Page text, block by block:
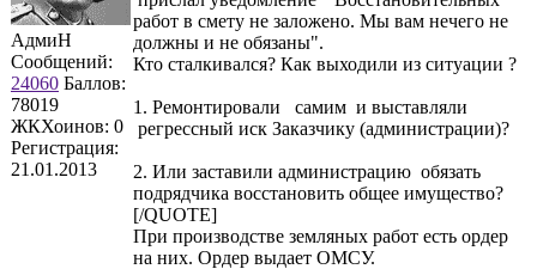
АдмиН
Сообщений:
24060 Баллов:
78019
ЖКХоинов: 0
Регистрация:
21.01.2013
работ в смету не заложено. Мы вам нечего не
должны и не обязаны".
Кто сталкивался? Как выходили из ситуации ?
1. Ремонтировали самим и выставляли
регрессный иск Заказчику (администрации)?
2. Или заставили администрацию обязать
подрядчика восстановить общее имущество?
[/QUOTE]
При производстве земляных работ есть ордер
на них. Ордер выдает ОМСУ.